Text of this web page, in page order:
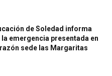
de Soledad informa
emergencia presentada en
sede las Margaritas